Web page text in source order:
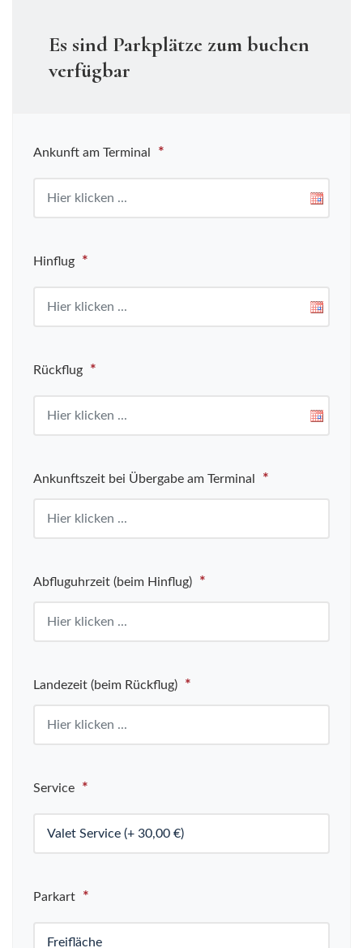
Es sind Parkplätze zum buchen
verfügbar
Ankunft am Terminal *
Hinflug *
Rückflug *
Ankunftszeit bei Übergabe am Terminal *
Abfluguhrzeit (beim Hinflug) *
Landezeit (beim Rückflug) *
Service *
Parkart *